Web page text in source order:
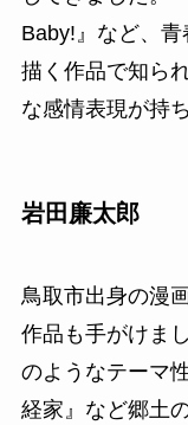
Baby!』など、
描く作品で知ら
な感情表現が持
岩田廉太郎
鳥取市出身の漫
作品も手がけま
のようなテーマ
経家』など郷土